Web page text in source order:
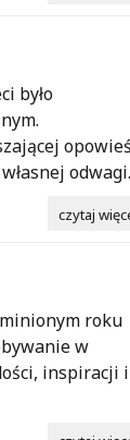
było
odwagi.
czytaj
roku
w
inspiracji i